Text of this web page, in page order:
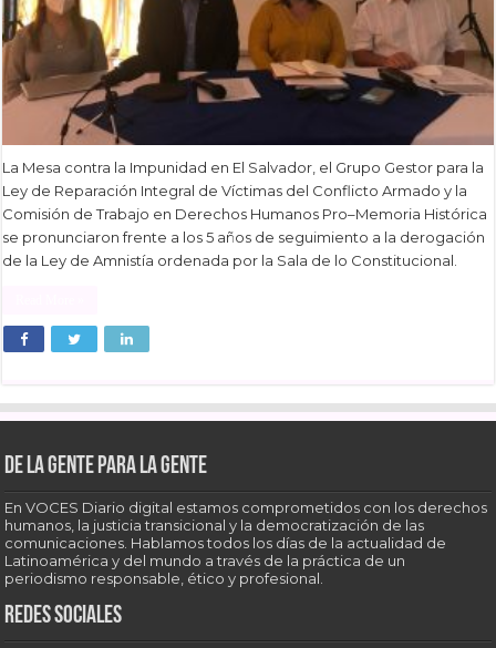
La Mesa contra la Impunidad en El Salvador, el Grupo Gestor para la
Ley de Reparación Integral de Víctimas del Conflicto Armado y la
Comisión de Trabajo en Derechos Humanos Pro–Memoria Histórica
se pronunciaron frente a los 5 años de seguimiento a la derogación
de la Ley de Amnistía ordenada por la Sala de lo Constitucional.
De la gente para la gente
En VOCES Diario digital estamos comprometidos con los derechos
humanos, la justicia transicional y la democratización de las
comunicaciones. Hablamos todos los días de la actualidad de
Latinoamérica y del mundo a través de la práctica de un
periodismo responsable, ético y profesional.
Redes sociales